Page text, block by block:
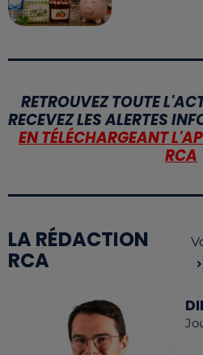
RETROUVEZ TOUTE
RECEVEZ LES ALERTES
EN TÉLÉCHARGEANT
RCA
LA RÉDACTION
RCA